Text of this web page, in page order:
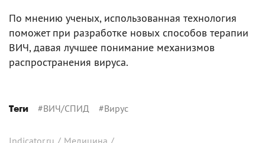
По мнению ученых, использованная технология
поможет при разработке новых способов терапии
ВИЧ, давая лучшее понимание механизмов
распространения вируса.
Теги #ВИЧ/СПИД #Вирус
Indicator.ru / Медицина /